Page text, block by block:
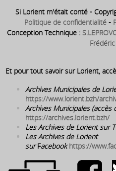
Si Lorient m'était conté -
Politique de confidentialité -
Conception Technique :
Et pour tout savoir sur Lorient,
Archives Municipales de
https://www.lorient.bzh/
Archives Municipales (accès
https://archives.lorient.bzh/
Les Archives de Lorient sur
Les Archives de Lorient
sur Facebook https://